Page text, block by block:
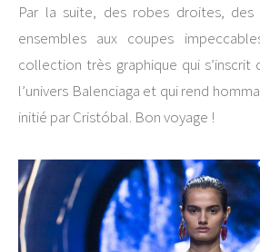
Par la suite, des robes droites,
ensembles aux coupes
collection très graphique qui s’inscrit
l’univers Balenciaga et qui rend
initié par Cristóbal. Bon voyage !